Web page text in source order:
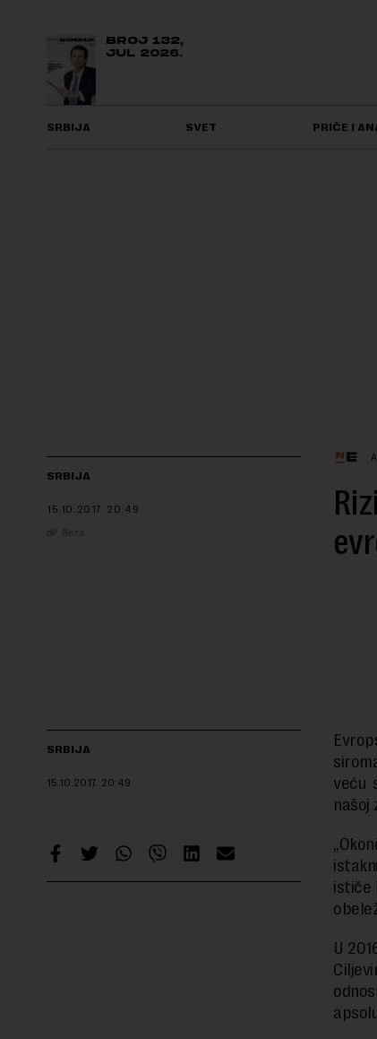
BROJ 132,
JUL 2026.
SRBIJA SVET PRIČE I
SRBIJA
15.10.2017. 20:49
Beta
SRBIJA
15.10.2017. 20:49
veću
našoj
ističe
U